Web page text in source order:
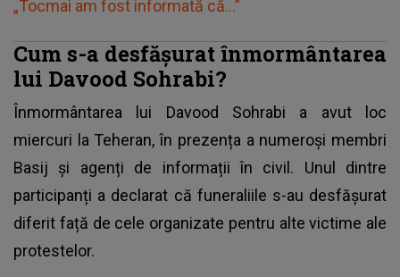
„Tocmai am fost informată că...”
Cum s-a desfășurat înmormântarea
lui Davood Sohrabi?
Înmormântarea lui Davood Sohrabi a avut loc
miercuri la Teheran, în prezența a numeroși membri
Basij și agenți de informații în civil. Unul dintre
participanți a declarat că funeraliile s-au desfășurat
diferit față de cele organizate pentru alte victime ale
protestelor.